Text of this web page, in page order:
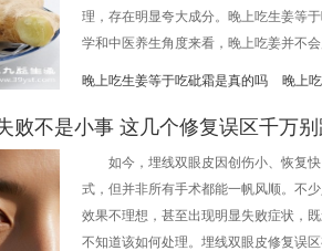
理，存在明显夸大成分。晚上吃生姜等
学和中医养生角度来看，晚上吃姜并不
晚上吃生姜等于吃砒霜是真的吗 晚上
败不是小事 这几个修复误区千万
如今，埋线双眼皮因创伤小、恢复快
式，但并非所有手术都能一帆风顺。不
效果不理想，甚至出现明显失败症状，
不知道该如何处理。埋线双眼皮修复误